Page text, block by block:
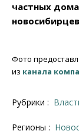
частных
Фото
из канала
Рубрики :
Регионы :